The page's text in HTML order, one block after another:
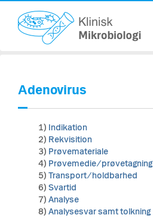
Adenovirus
1) Indikation
2) Rekvisition
3) Prøvemateriale
4) Prøvemedie/prøvetagning
5) Transport/holdbarhed
6) Svartid
7) Analyse
8) Analysesvar samt tolkning